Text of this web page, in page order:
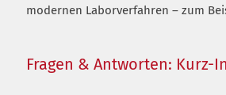
modernen Laborverfahren – zum
Fragen & Antworten: Kurz-